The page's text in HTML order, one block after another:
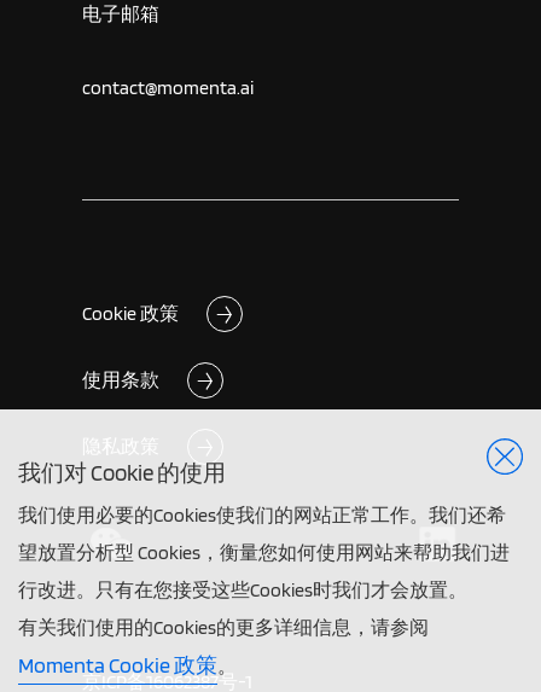
我们对 Cookie 的使用
我们使用必要的Cookies使我们的网站正常工作。我们还希
望放置分析型 Cookies，衡量您如何使用网站来帮助我们进
行改进。只有在您接受这些Cookies时我们才会放置。
有关我们使用的Cookies的更多详细信息，请参阅
Momenta Cookie 政策。
电子邮箱
contact@momenta.ai
Cookie 政策
使用条款
隐私政策
京ICP备16062387号-1